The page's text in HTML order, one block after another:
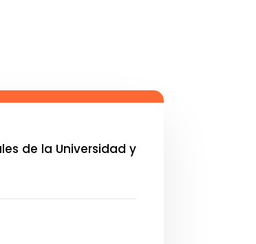
de la Universidad y